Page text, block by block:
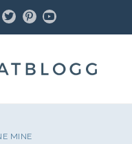
TWITTER
PINTEREST
YOUTUBE
MINE